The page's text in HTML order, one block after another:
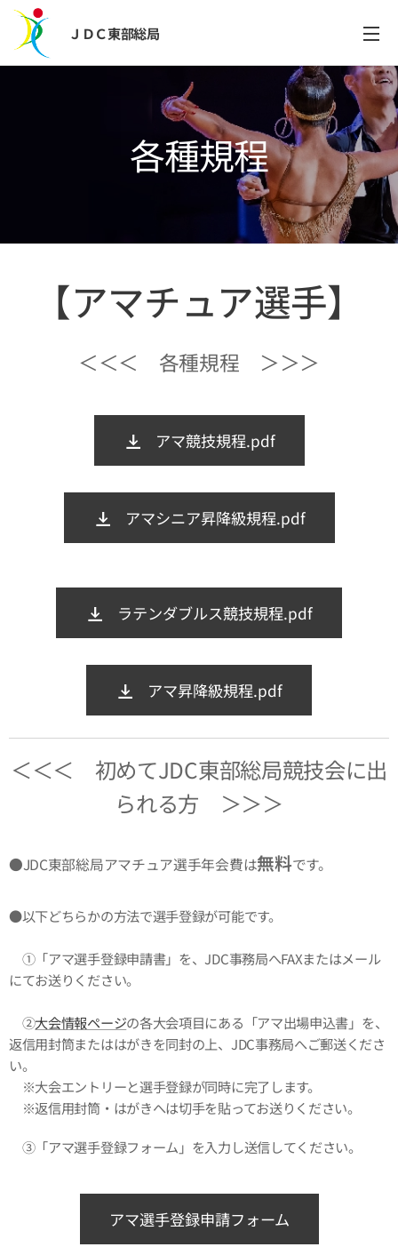
ＪＤＣ東部総局
各種規程
【アマチュア選手】
＜＜＜ 各種規程 ＞＞＞
アマ競技規程.pdf
アマシニア昇降級規程.pdf
ラテンダブルス競技規程.pdf
アマ昇降級規程.pdf
＜＜＜ 初めてJDC東部総局競技会に出
られる方 ＞＞＞
●JDC東部総局アマチュア選手年会費は無料です。
●以下どちらかの方法で選手登録が可能です。
①「アマ選手登録申請書」を、JDC事務局へFAXまたはメール
にてお送りください。
②大会情報ページの各大会項目にある「アマ出場申込書」を、
返信用封筒またははがきを同封の上、JDC事務局へご郵送くださ
い。
※大会エントリーと選手登録が同時に完了します。
※返信用封筒・はがきへは切手を貼ってお送りください。
③「アマ選手登録フォーム」を入力し送信してください。
アマ選手登録申請フォーム